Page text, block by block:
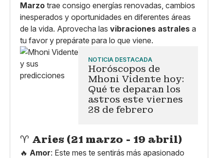
Marzo trae consigo energías renovadas, cambios
inesperados y oportunidades en diferentes áreas
de la vida. Aprovecha las vibraciones astrales a
tu favor y prepárate para lo que viene.
NOTICIA DESTACADA
Horóscopos de
Mhoni Vidente hoy:
Qué te deparan los
astros este viernes
28 de febrero
♈ Aries (21 marzo - 19 abril)
🔥 Amor: Este mes te sentirás más apasionado